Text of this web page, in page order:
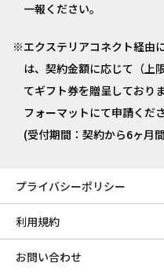
一報ください。
エクステリアコネクト経由
は、契約金額に応じて（上
てギフト券を贈呈しており
フォーマットにて申請くだ
(受付期間：契約から6ヶ月
プライバシーポリシー
利用規約
お問い合わせ